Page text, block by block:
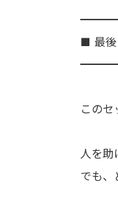
■ 最後
このセ
人を助
でも、